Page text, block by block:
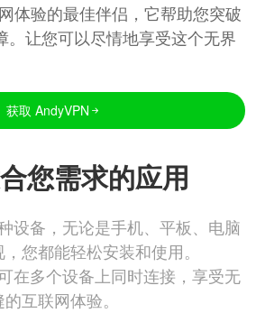
体验的最佳伴侣，它帮助您突破
。让您可以尽情地享受这个无界
获取 AndyVPN
您需求的应用
设备，无论是手机、平板、电脑
您都能轻松安装和使用。
在多个设备上同时连接，享受无
互联网体验。